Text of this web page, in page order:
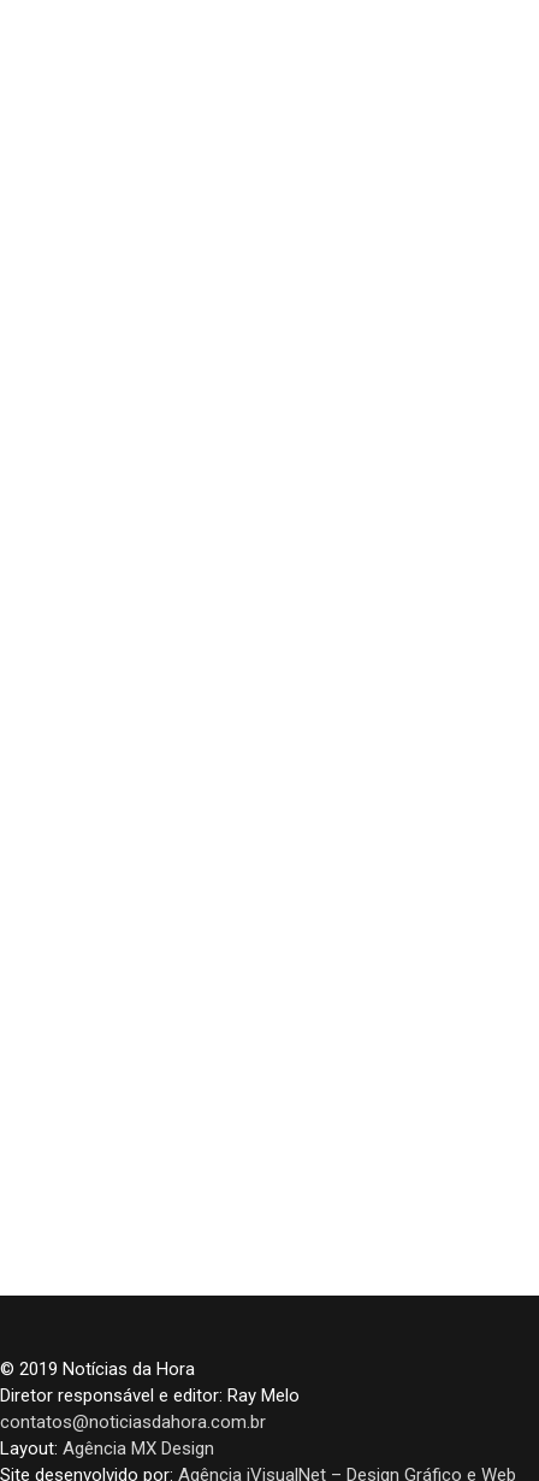
© 2019 Notícias da Hora
Diretor responsável e editor: Ray Melo
contatos@noticiasdahora.com.br
Layout: Agência MX Design
Site desenvolvido por: Agência iVisualNet – Design Gráfico e Web